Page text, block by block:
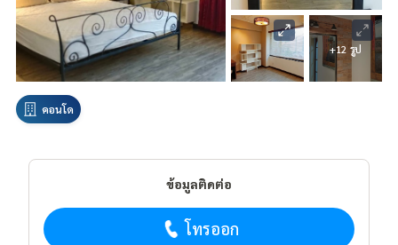
+12 รูป
คอนโด
ข้อมูลติดต่อ
โทรออก